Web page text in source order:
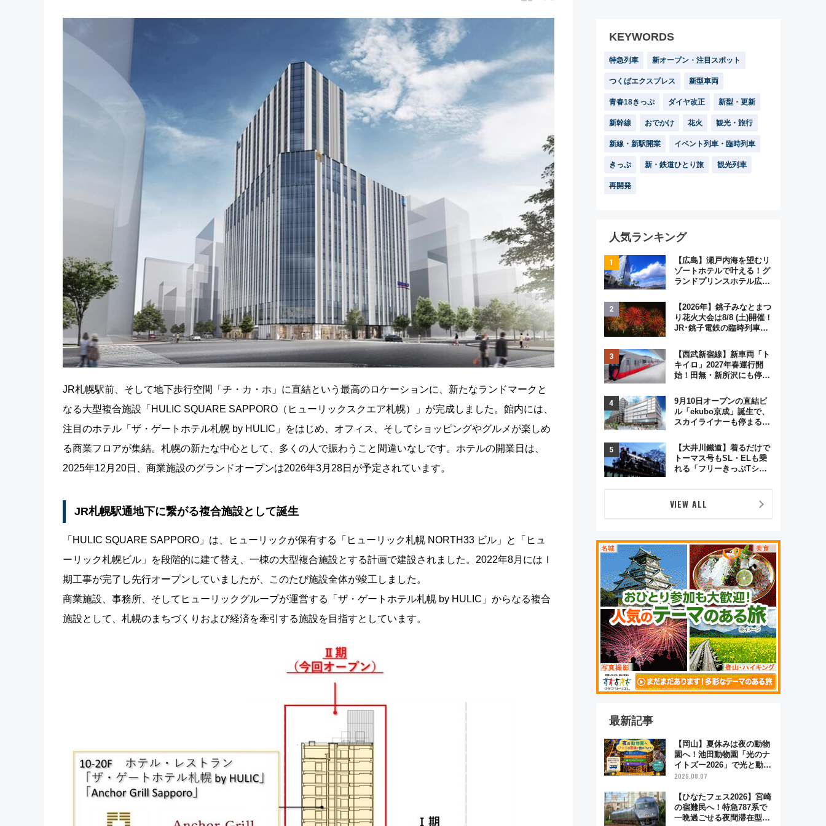
JR札幌駅前、そして地下歩行空間「チ・カ・ホ」に直結という最高のロケーションに、新たなランドマークと
なる大型複合施設「HULIC SQUARE SAPPORO（ヒューリックスクエア札幌）」が完成しました。館内には、
注目のホテル「ザ・ゲートホテル札幌 by HULIC」をはじめ、オフィス、そしてショッピングやグルメが楽しめ
る商業フロアが集結。札幌の新たな中心として、多くの人で賑わうこと間違いなしです。ホテルの開業日は、
2025年12月20日、商業施設のグランドオープンは2026年3月28日が予定されています。
JR札幌駅通地下に繋がる複合施設として誕生
「HULIC SQUARE SAPPORO」は、ヒューリックが保有する「ヒューリック札幌 NORTH33 ビル」と「ヒュ
ーリック札幌ビル」を段階的に建て替え、一棟の大型複合施設とする計画で建設されました。2022年8月にはⅠ
期工事が完了し先行オープンしていましたが、このたび施設全体が竣工しました。
商業施設、事務所、そしてヒューリックグループが運営する「ザ・ゲートホテル札幌 by HULIC」からなる複合
施設として、札幌のまちづくりおよび経済を牽引する施設を目指すとしています。
KEYWORDS
特急列車 新オープン・注目スポット
つくばエクスプレス 新型車両
青春18きっぷ ダイヤ改正 新型・更新
新幹線 おでかけ 花火 観光・旅行
新線・新駅開業 イベント列車・臨時列車
きっぷ 新・鉄道ひとり旅 観光列車
再開発
人気ランキング
【広島】瀬戸内海を望むリ
ゾートホテルで叶える！グ
ランドプリンスホテル広島
ジュアルパーティープラン
【2026年】銚子みなとまつ
り花火大会は8/8 (土)開催！
JR･銚子電鉄の臨時列車や
く8,000発の大迫力＆屋台
を満喫
【西武新宿線】新車両「ト
キイロ」2027年春運行開
始！田無・新所沢にも停
弾」も
9月10日オープンの直結ビ
ル「ekubo京成」誕生で、
スカイライナーも停まる巨
変わる？ 全テナント情報も
公開！
【大井川鐵道】着るだけで
トーマス号もSL・ELも乗
れる「フリーきっぷTシャ
VIEW ALL
最新記事
【岡山】夏休みは夜の動物
園へ！池田動物園「光のナ
イトズー2026」で光と動物
が彩る特別な夜
2026.08.07
【ひなたフェス2026】宮崎
の宿難民へ！特急787系で
一晩過ごせる夜間滞在型イ